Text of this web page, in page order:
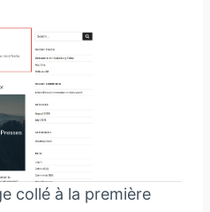
collé à la première